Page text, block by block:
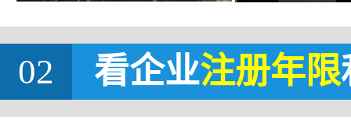
02 看企业注册年限